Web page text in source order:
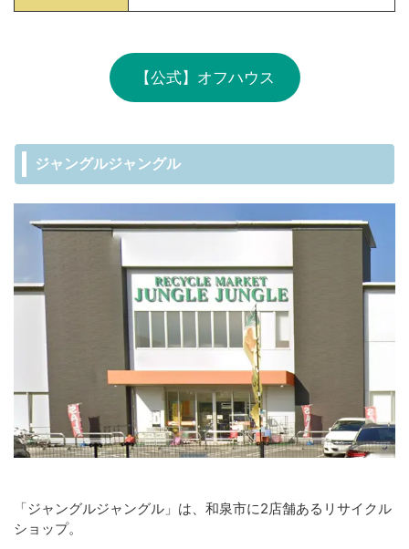
【公式】オフハウス
ジャングルジャングル
「ジャングルジャングル」は、和泉市に2店舗あるリサイクル
ショップ。